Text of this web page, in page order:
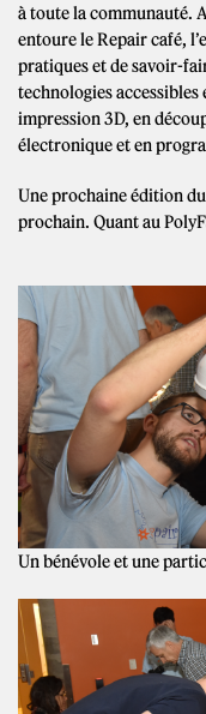
à toute la communauté.
entoure le Repair café,
pratiques et de savoir-
technologies
impression 3D, en
électronique et en
Une prochaine édition
prochain. Quant au
Un bénévole et une